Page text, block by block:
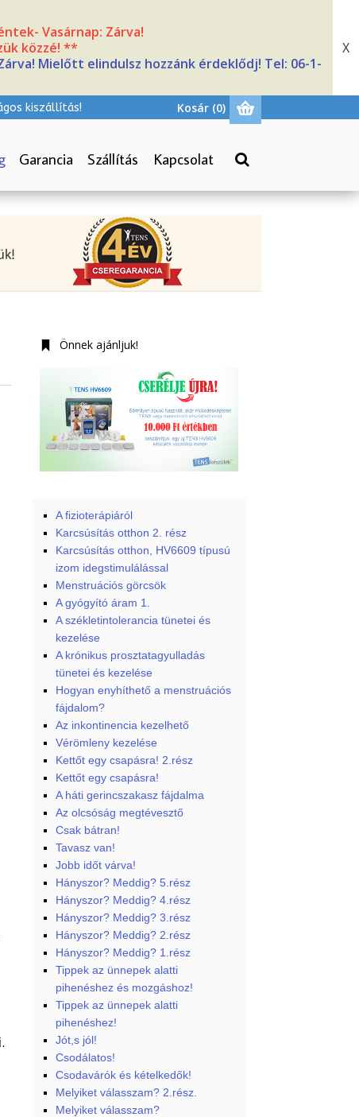
Vasárnap: Zárva!
közzé! **
Mielőtt elindulsz hozzánk érdeklődj! Tel: 06-1-
X
kiszállítás! Kosár(0)
Garancia Szállítás Kapcsolat
Önnek ajánljuk!
A fizioterápiáról
Karcsúsítás otthon 2. rész
Karcsúsítás otthon, HV6609 típusú
izom idegstimulálással
Menstruációs görcsök
A gyógyító áram 1.
A székletintolerancia tünetei és
kezelése
A krónikus prosztatagyulladás
tünetei és kezelése
Hogyan enyhíthető a menstruációs
fájdalom?
Az inkontinencia kezelhető
Vérömleny kezelése
Kettőt egy csapásra! 2.rész
Kettőt egy csapásra!
A háti gerincszakasz fájdalma
Az olcsóság megtévesztő
Csak bátran!
Tavasz van!
Jobb időt várva!
Hányszor? Meddig? 5.rész
Hányszor? Meddig? 4.rész
Hányszor? Meddig? 3.rész
Hányszor? Meddig? 2.rész
Hányszor? Meddig? 1.rész
Tippek az ünnepek alatti
pihenéshez és mozgáshoz!
Tippek az ünnepek alatti
pihenéshez!
Jót,s jól!
Csodálatos!
Csodavárók és kételkedők!
Melyiket válasszam? 2.rész.
Melyiket válasszam?